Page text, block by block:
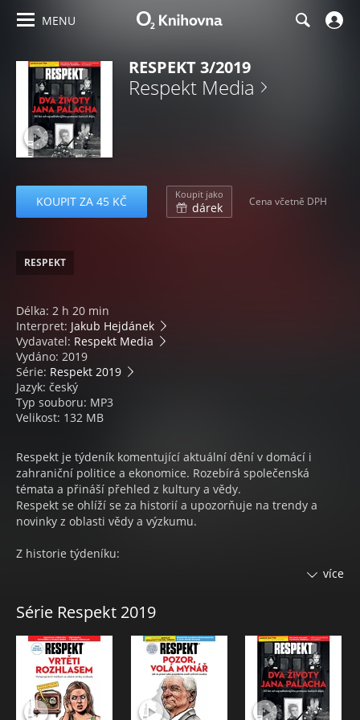
MENU
RESPEKT 3/2019
Respekt Media
KOUPIT ZA 45 KČ Koupit jako
dárek Cena včetně DPH
RESPEKT
Délka: 2 h 20 min
Interpret: Jakub Hejdánek
Vydavatel: Respekt Media
Vydáno: 2019
Série: Respekt 2019
Jazyk: český
Typ souboru: MP3
Velikost: 132 MB
Respekt je týdeník komentující aktuální dění v domácí i
zahraniční politice a ekonomice. Rozebírá společenská
témata a přináší přehled z kultury a vědy.
Respekt se ohlíží se za historií a upozorňuje na trendy a
novinky z oblasti vědy a výzkumu.
Z historie týdeníku:
Od roku 2007, kdy Respekt prošel kompletní proměnou z
zvítězil v kategorii Obálka roku. Získal i prestižní novinářská
ocenění: Cenu Ferdinanda Peroutky, Cenu Karla Havlíčka
Borovského a cenu Toma Stopparda.
Na stránky Respektu přispívá řada významných osobností z
různých oblastí lidské činnosti.
více
Série Respekt 2019